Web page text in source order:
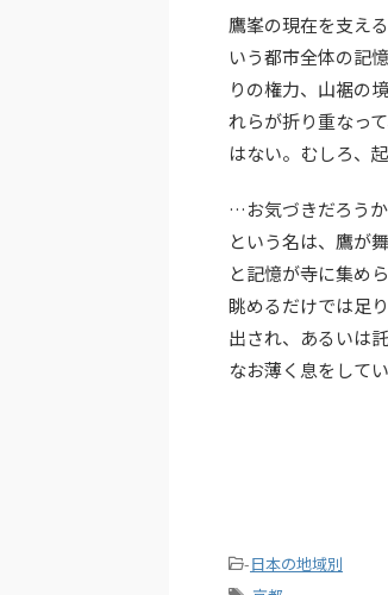
鷹峯の現在を支え
いう都市全体の記
りの権力、山裾の
れらが折り重なっ
はない。むしろ、
…お気づきだろう
という名は、鷹が
と記憶が寺に集め
眺めるだけでは足
出され、あるいは
なお薄く息をしてい
-日本の地域別